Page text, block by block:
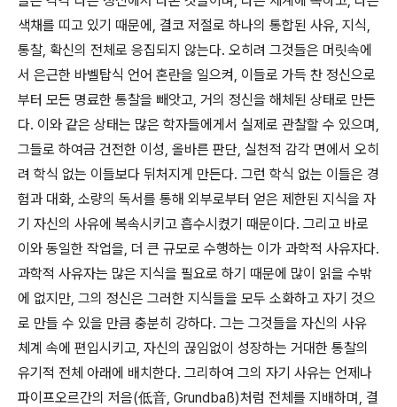
색채를 띠고 있기 때문에 , 결코 저절로 하나의 통합된 사유, 지식,
통찰, 확신의 전체로 응집되지 않는다. 오히려 그것들은 머릿속에
서 은근한 바벨탑식 언어 혼란을 일으켜 , 이들로 가득 찬 정신으로
부터 모든 명료한 통찰을 빼앗고, 거의 정신을 해체된 상태로 만든
다. 이와 같은 상태는 많은 학자들에게서 실제로 관찰할 수 있으며,
그들로 하여금 건전한 이성, 올바른 판단, 실천적 감각 면에서 오히
려 학식 없는 이들보다 뒤처지게 만든다. 그런 학식 없는 이들은 경
험과 대화, 소량의 독서를 통해 외부로부터 얻은 제한된 지식을 자
기 자신의 사유에 복속시키고 흡수시켰기 때문이다. 그리고 바로
이와 동일한 작업을, 더 큰 규모로 수행하는 이가 과학적 사유자다.
과학적 사유자는 많은 지식을 필요로 하기 때문에 많이 읽을 수밖
에 없지만, 그의 정신은 그러한 지식들을 모두 소화하고 자기 것으
로 만들 수 있을 만큼 충분히 강하다. 그는 그것들을 자신의 사유
체계 속에 편입시키고, 자신의 끊임없이 성장하는 거대한 통찰의
유기적 전체 아래에 배치한다. 그리하여 그의 자기 사유는 언제나
파이프오르간의 저음(低音, Grundbaß)처럼 전체를 지배하며, 결